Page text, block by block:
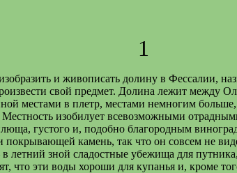
1
и живописать долину в Фессалии,
свой предмет. Долина лежит между
местами в плетр, местами немногим
изобилует всевозможными
густого и, подобно благородным
камень, так что он совсем не
зной сладостные убежища для
что эти воды хороши для купанья и, кроме